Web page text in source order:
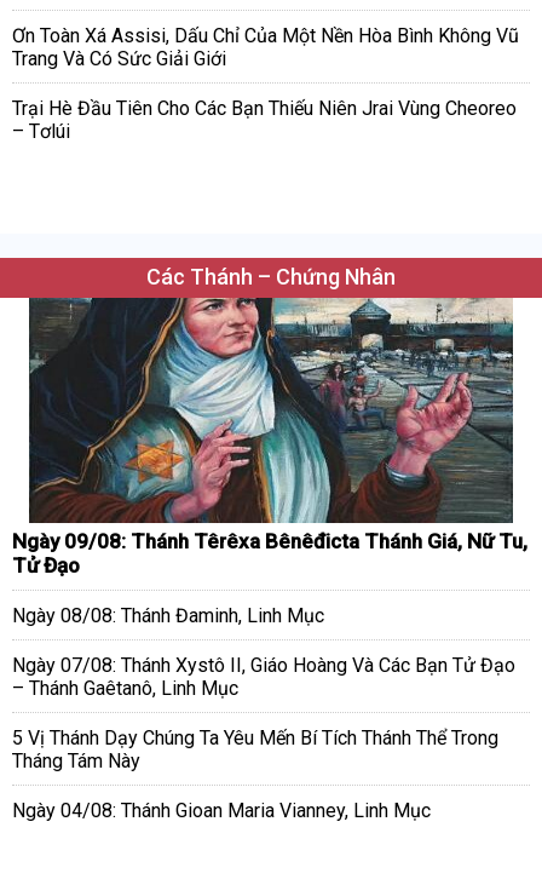
Ơn Toàn Xá Assisi, Dấu Chỉ Của Một Nền Hòa Bình Không Vũ
Trang Và Có Sức Giải Giới
Trại Hè Đầu Tiên Cho Các Bạn Thiếu Niên Jrai Vùng Cheoreo
– Tơlúi
Các Thánh – Chứng Nhân
Ngày 09/08: Thánh Têrêxa Bênêđicta Thánh Giá, Nữ Tu,
Tử Đạo
Ngày 08/08: Thánh Đaminh, Linh Mục
Ngày 07/08: Thánh Xystô II, Giáo Hoàng Và Các Bạn Tử Đạo
– Thánh Gaêtanô, Linh Mục
5 Vị Thánh Dạy Chúng Ta Yêu Mến Bí Tích Thánh Thể Trong
Tháng Tám Này
Ngày 04/08: Thánh Gioan Maria Vianney, Linh Mục